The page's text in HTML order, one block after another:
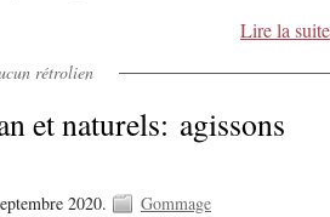
Lire la suite
rétrolien
et naturels: agissons
2020.
Gommage